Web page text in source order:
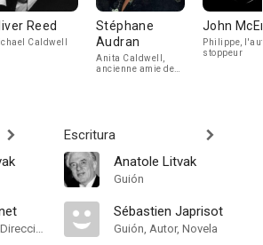
Reed
Caldwell
Stéphane
Audran
Anita Caldwell,
ancienne amie de
John
Philippe,
stoppeur
Asistente de Dirección
Escritura
Anatole Litvak
Guión
Sébastien Japrisot
Guión, Autor, Novela